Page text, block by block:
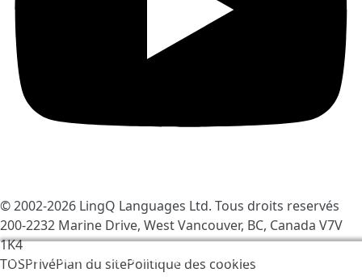
Nous utilisons des cookies pour rendre LingQ meilleur.
© 2002-2026 LingQ Languages Ltd. Tous droits reservés
200-2232 Marine Drive, West Vancouver, BC, Canada V7V
1K4
TOSPrivéPlan du sitePolitique des cookies